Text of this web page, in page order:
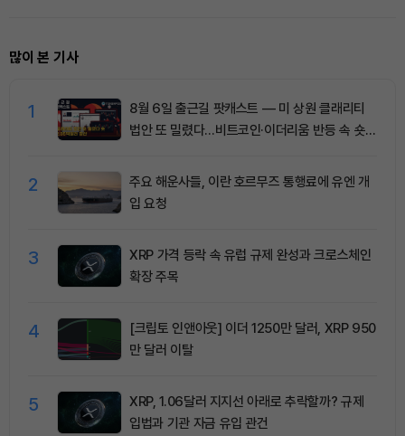
많이 본 기사
1
8월 6일 출근길 팟캐스트 — 미 상원 클래리티
법안 또 밀렸다…비트코인·이더리움 반등 속 숏
2
주요 해운사들, 이란 호르무즈 통행료에 유엔 개
입 요청
3
XRP 가격 등락 속 유럽 규제 완성과 크로스체인
확장 주목
4
[크립토 인앤아웃] 이더 1250만 달러, XRP 950
만 달러 이탈
5
XRP, 1.06달러 지지선 아래로 추락할까? 규제
입법과 기관 자금 유입 관건